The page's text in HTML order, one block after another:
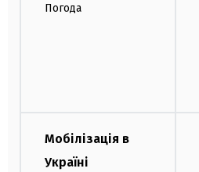
Погода
Мобілізація в
Україні